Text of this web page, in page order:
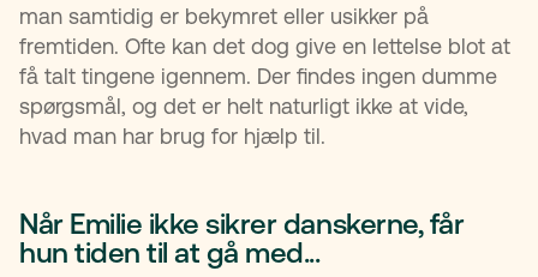
man samtidig er bekymret eller usikker på
fremtiden. Ofte kan det dog give en lettelse blot at
få talt tingene igennem. Der findes ingen dumme
spørgsmål, og det er helt naturligt ikke at vide,
hvad man har brug for hjælp til.
Når Emilie ikke sikrer danskerne, får
hun tiden til at gå med...